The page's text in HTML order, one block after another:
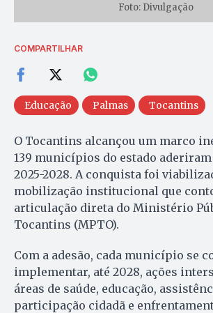
Foto: Divulgação
COMPARTILHAR
Educação Palmas Tocantins
O Tocantins alcançou um marco
139 municípios do estado
2025-2028. A conquista foi
mobilização institucional que
articulação direta do Ministério
Tocantins (MPTO).
Com a adesão, cada município se
implementar, até 2028, ações
áreas de saúde, educação,
participação cidadã e